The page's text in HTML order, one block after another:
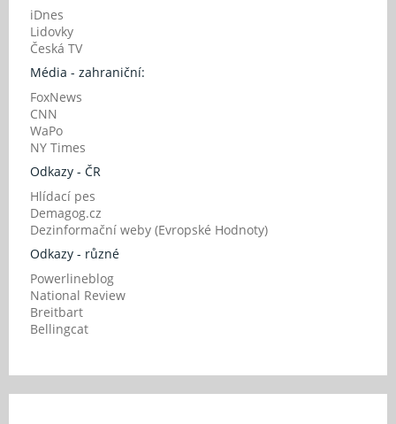
iDnes
Lidovky
Česká TV
Média - zahraniční:
FoxNews
CNN
WaPo
NY Times
Odkazy - ČR
Hlídací pes
Demagog.cz
Dezinformační weby (Evropské Hodnoty)
Odkazy - různé
Powerlineblog
National Review
Breitbart
Bellingcat